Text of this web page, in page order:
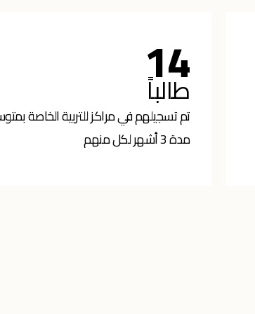
14
طالباً
تم تسجيلهم في مراكز للتربية الخاصة
مدة 3 أشهر لكل منهم